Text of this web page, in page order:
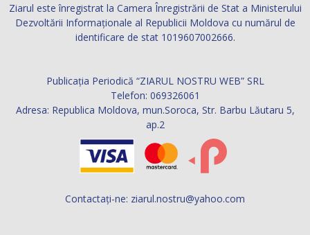
Ziarul este înregistrat la Camera Înregistrării de Stat a Ministerului
Dezvoltării Informaţionale al Republicii Moldova cu numărul de
identificare de stat 1019607002666.
Publicația Periodică “ZIARUL NOSTRU WEB” SRL
Telefon: 069326061
Adresa: Republica Moldova, mun.Soroca, Str. Barbu Lăutaru 5,
ap.2
Contactați-ne: ziarul.nostru@yahoo.com